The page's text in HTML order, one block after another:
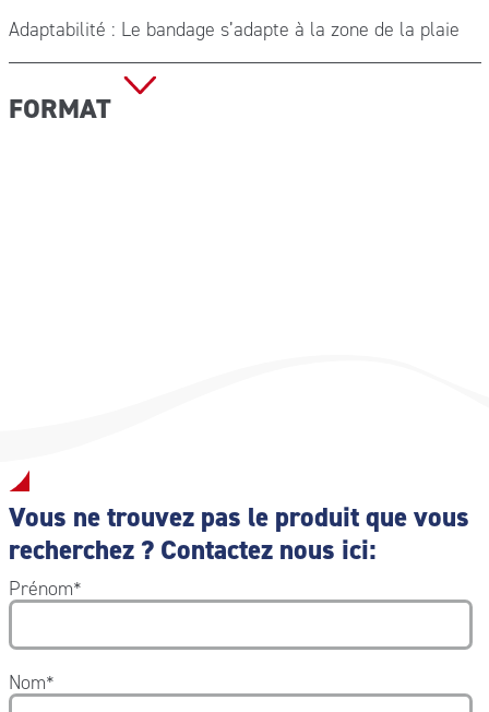
Adaptabilité : Le bandage s’adapte à la zone de la plaie
Cicatrisation optimale : les formulations sont conçues
pour soutenir le processus naturel de cicatrisation de la
peau.
FORMAT
Vous ne trouvez pas le produit que vous
recherchez ? Contactez nous ici:
Prénom*
Nom*